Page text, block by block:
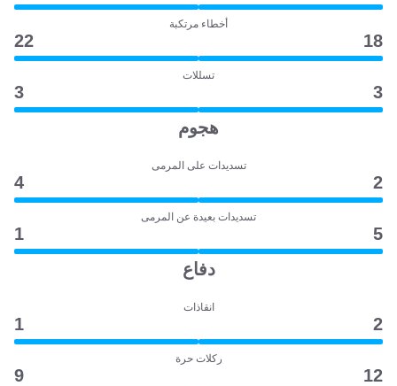
أخطاء مرتكبة
18
22
تسللات
3
3
هجوم
تسديدات على المرمى
2
4
تسديدات بعيدة عن المرمى
5
1
دفاع
انقاذات
2
1
ركلات حرة
12
9